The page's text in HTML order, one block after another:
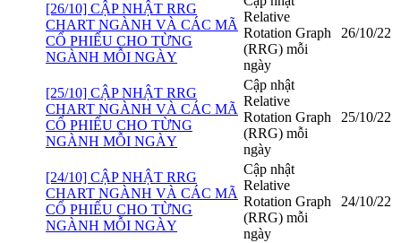
[26/10] CẬP NHẬT RRG
CHART NGÀNH VÀ CÁC MÃ
CỔ PHIẾU CHO TỪNG
NGÀNH MỖI NGÀY
Relative
Rotation Graph
(RRG) mỗi
ngày
26/10/22
[25/10] CẬP NHẬT RRG
CHART NGÀNH VÀ CÁC MÃ
CỔ PHIẾU CHO TỪNG
NGÀNH MỖI NGÀY
Cập nhật
Relative
Rotation Graph
(RRG) mỗi
ngày
25/10/22
[24/10] CẬP NHẬT RRG
CHART NGÀNH VÀ CÁC MÃ
CỔ PHIẾU CHO TỪNG
NGÀNH MỖI NGÀY
Cập nhật
Relative
Rotation Graph
(RRG) mỗi
ngày
24/10/22